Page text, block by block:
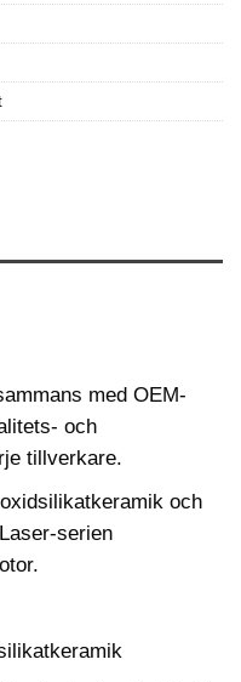
med OEM-
och
tillverkare.
och
serien